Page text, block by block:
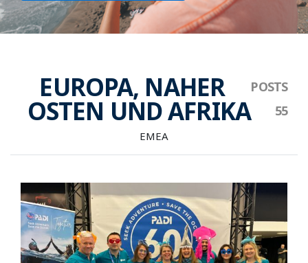
EUROPA, NAHER
OSTEN UND AFRIKA
EMEA